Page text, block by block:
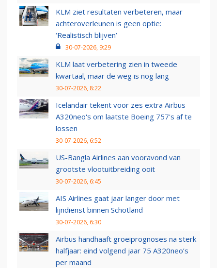
KLM ziet resultaten verbeteren, maar
achteroverleunen is geen optie:
‘Realistisch blijven’
30-07-2026, 9:29
KLM laat verbetering zien in tweede
kwartaal, maar de weg is nog lang
30-07-2026, 8:22
Icelandair tekent voor zes extra Airbus
A320neo's om laatste Boeing 757's af te
lossen
30-07-2026, 6:52
US-Bangla Airlines aan vooravond van
grootste vlootuitbreiding ooit
30-07-2026, 6:45
AIS Airlines gaat jaar langer door met
lijndienst binnen Schotland
30-07-2026, 6:30
Airbus handhaaft groeiprognoses na sterk
halfjaar: eind volgend jaar 75 A320neo’s
per maand